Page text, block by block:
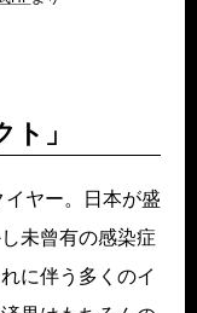
ト」
ヤー。日本が盛
未曾有の感染症
に伴う多くのイ